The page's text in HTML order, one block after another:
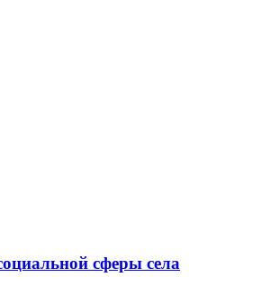
сферы села